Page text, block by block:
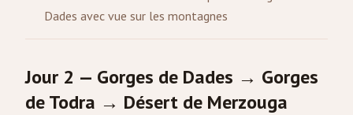
Dades avec vue sur les montagnes
Jour 2 — Gorges de Dades → Gorges
de Todra → Désert de Merzouga